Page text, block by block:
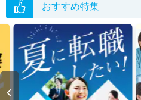
おすすめ特集